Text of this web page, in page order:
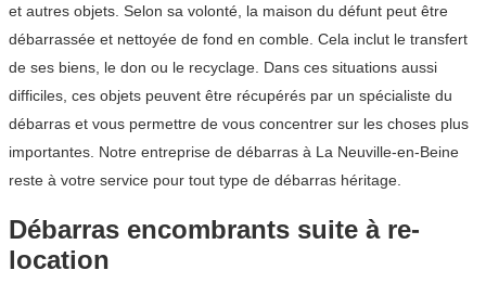
et autres objets. Selon sa volonté, la maison du défunt peut être
débarrassée et nettoyée de fond en comble. Cela inclut le transfert
de ses biens, le don ou le recyclage. Dans ces situations aussi
difficiles, ces objets peuvent être récupérés par un spécialiste du
débarras et vous permettre de vous concentrer sur les choses plus
importantes. Notre entreprise de débarras à La Neuville-en-Beine
reste à votre service pour tout type de débarras héritage.
Débarras encombrants suite à re-
location